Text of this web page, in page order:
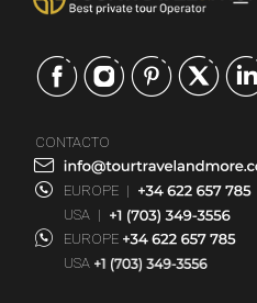
CONTACTO
EUROPE |
USA |
EUROPE
USA